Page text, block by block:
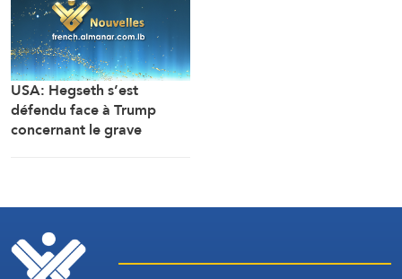
USA: Hegseth s’est
défendu face à Trump
concernant le grave
(Washington Post, citant
deux sources)